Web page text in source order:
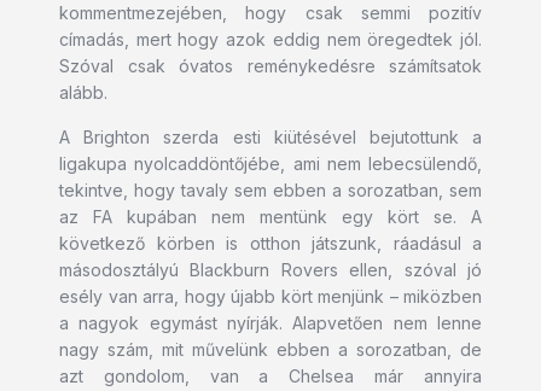
kommentmezejében, hogy csak semmi pozitív
címadás, mert hogy azok eddig nem öregedtek jól.
Szóval csak óvatos reménykedésre számítsatok
alább.
A Brighton szerda esti kiütésével bejutottunk a
ligakupa nyolcaddöntőjébe, ami nem lebecsülendő,
tekintve, hogy tavaly sem ebben a sorozatban, sem
az FA kupában nem mentünk egy kört se. A
következő körben is otthon játszunk, ráadásul a
másodosztályú Blackburn Rovers ellen, szóval jó
esély van arra, hogy újabb kört menjünk – miközben
a nagyok egymást nyírják. Alapvetően nem lenne
nagy szám, mit művelünk ebben a sorozatban, de
azt gondolom, van a Chelsea már annyira